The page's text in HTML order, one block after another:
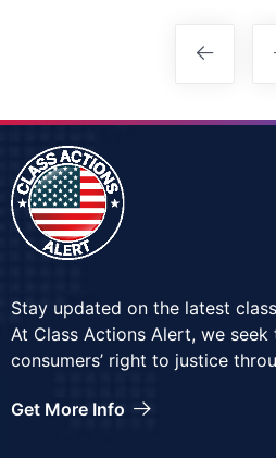
Stay updated on the latest
At Class Actions Alert, we seek
consumers’ right to justice
Get More Info